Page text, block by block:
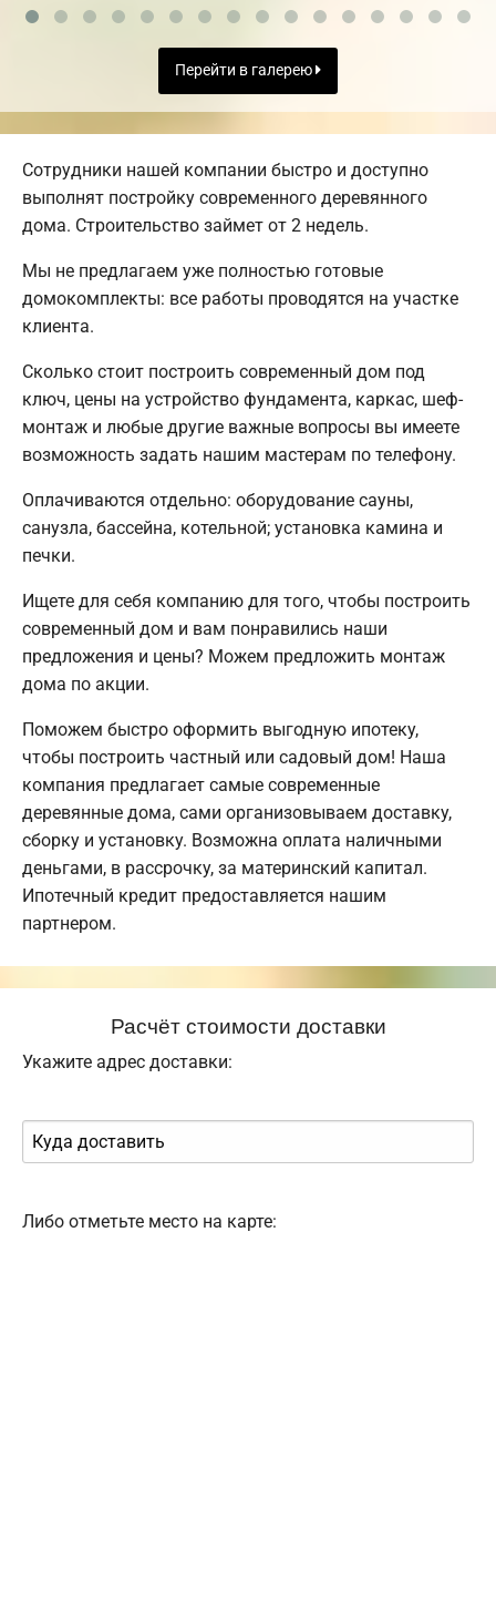
Перейти в галерею
Сотрудники нашей компании быстро и доступно
выполнят постройку современного деревянного
дома. Строительство займет от 2 недель.
Мы не предлагаем уже полностью готовые
домокомплекты: все работы проводятся на участке
клиента.
Сколько стоит построить современный дом под
ключ, цены на устройство фундамента, каркас, шеф-
монтаж и любые другие важные вопросы вы имеете
возможность задать нашим мастерам по телефону.
Оплачиваются отдельно: оборудование сауны,
санузла, бассейна, котельной; установка камина и
печки.
Ищете для себя компанию для того, чтобы построить
современный дом и вам понравились наши
предложения и цены? Можем предложить монтаж
дома по акции.
Поможем быстро оформить выгодную ипотеку,
чтобы построить частный или садовый дом! Наша
компания предлагает самые современные
деревянные дома, сами организовываем доставку,
сборку и установку. Возможна оплата наличными
деньгами, в рассрочку, за материнский капитал.
Ипотечный кредит предоставляется нашим
партнером.
Расчёт стоимости доставки
Укажите адрес доставки:
Либо отметьте место на карте: